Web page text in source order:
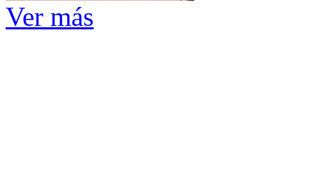
Ver más